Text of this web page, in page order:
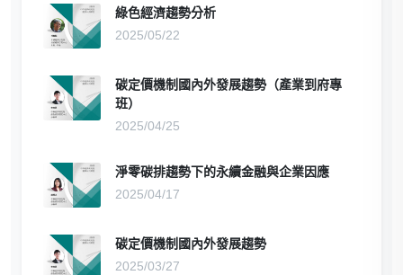
綠色經濟趨勢分析
2025/05/22
碳定價機制國內外發展趨勢（產業到府專
班）
2025/04/25
淨零碳排趨勢下的永續金融與企業因應
2025/04/17
碳定價機制國內外發展趨勢
2025/03/27